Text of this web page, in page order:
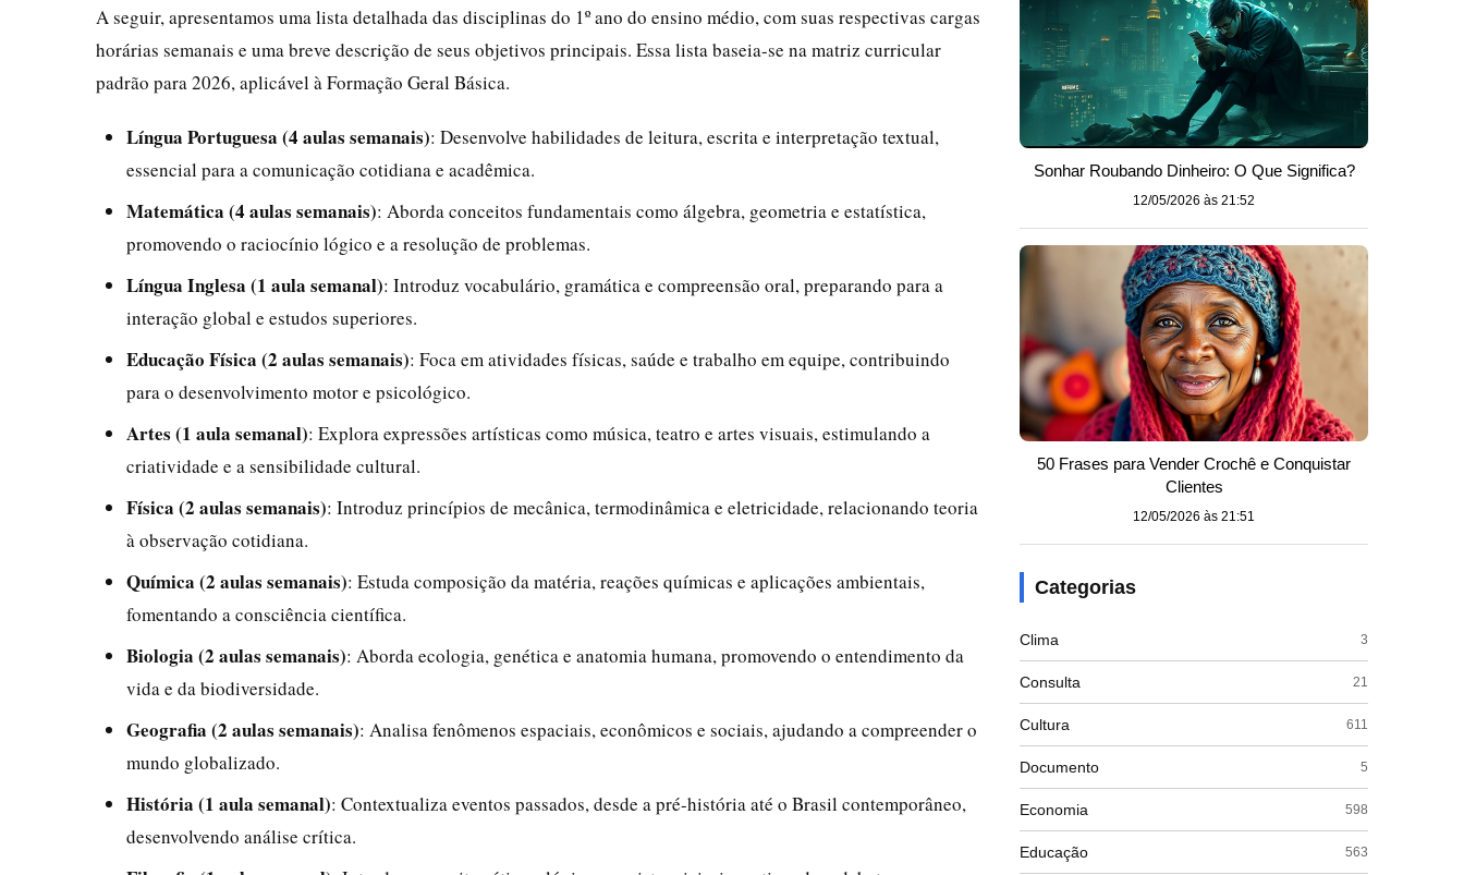
A seguir, apresentamos uma lista detalhada das disciplinas do 1º ano do ensino médio, com suas respectivas cargas
horárias semanais e uma breve descrição de seus objetivos principais. Essa lista baseia-se na matriz curricular
padrão para 2026, aplicável à Formação Geral Básica.
Língua Portuguesa (4 aulas semanais): Desenvolve habilidades de leitura, escrita e interpretação textual,
essencial para a comunicação cotidiana e acadêmica.
Matemática (4 aulas semanais): Aborda conceitos fundamentais como álgebra, geometria e estatística,
promovendo o raciocínio lógico e a resolução de problemas.
Língua Inglesa (1 aula semanal): Introduz vocabulário, gramática e compreensão oral, preparando para a
interação global e estudos superiores.
Educação Física (2 aulas semanais): Foca em atividades físicas, saúde e trabalho em equipe, contribuindo
para o desenvolvimento motor e psicológico.
Artes (1 aula semanal): Explora expressões artísticas como música, teatro e artes visuais, estimulando a
criatividade e a sensibilidade cultural.
Física (2 aulas semanais): Introduz princípios de mecânica, termodinâmica e eletricidade, relacionando teoria
à observação cotidiana.
Química (2 aulas semanais): Estuda composição da matéria, reações químicas e aplicações ambientais,
fomentando a consciência científica.
Biologia (2 aulas semanais): Aborda ecologia, genética e anatomia humana, promovendo o entendimento da
vida e da biodiversidade.
Geografia (2 aulas semanais): Analisa fenômenos espaciais, econômicos e sociais, ajudando a compreender o
mundo globalizado.
História (1 aula semanal): Contextualiza eventos passados, desde a pré-história até o Brasil contemporâneo,
desenvolvendo análise crítica.
Sonhar Roubando Dinheiro: O Que Significa?
12/05/2026 às 21:52
50 Frases para Vender Crochê e Conquistar
Clientes
12/05/2026 às 21:51
Categorias
Clima 3
Consulta 21
Cultura 611
Documento 5
Economia 598
Educação 563